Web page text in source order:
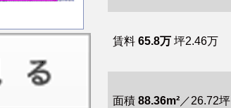
賃料 65.8万坪2.46万
面積 88.36m²／26.72坪